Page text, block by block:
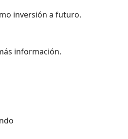
inversión a futuro.
información.